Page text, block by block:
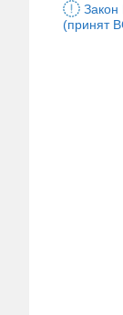
Закон
(принят